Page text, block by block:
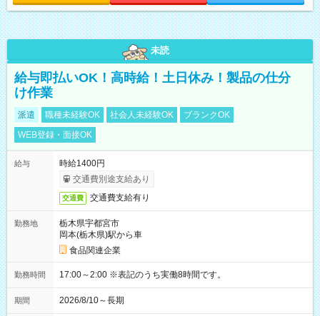
未読
給与即払いOK！高時給！土日休み！製品の仕分
け作業
派遣 職種未経験OK 社会人未経験OK
ブランクOK
WEB登録・面接OK
給与
時給1400円
交通費別途支給あり
交通費 交通費支給有り
勤務地
栃木県宇都宮市
岡本(栃木県)駅から車
食品関連企業
勤務時間 17:00～2:00 ※表記のうち実働8時間です。
期間 2026/8/10～長期